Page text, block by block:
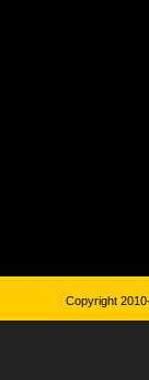
Copyright